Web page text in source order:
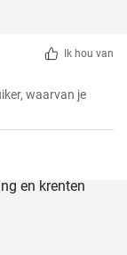
Ik hou van
waarvan je